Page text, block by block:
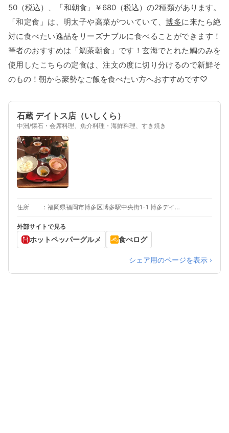
50（税込）、「和朝食」￥680（税込）の2種類があります。
「和定食」は、明太子や高菜がついていて、博多に来たら絶
対に食べたい逸品をリーズナブルに食べることができます！
筆者のおすすめは「鯛茶朝食」です！玄海でとれた鯛のみを
使用したこちらの定食は、注文の度に切り分けるので新鮮そ
のもの！朝から豪勢なご飯を食べたい方へおすすめです♡
石蔵 デイトス店（いしくら）
中洲/懐石・会席料理、魚介料理・海鮮料理、すき焼き
住所 福岡県福岡市博多区博多駅中央街1-1 博多デイトス B1F あじわいすとりーと
外部サイトで見る
ホットペッパーグルメ 食べログ
シェア用のページを表示 ›